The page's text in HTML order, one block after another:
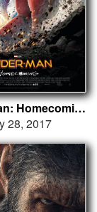
Spider-Man: Homecoming
28, 2017